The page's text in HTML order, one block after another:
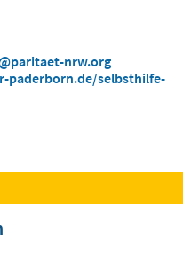
nrw.org
paderborn.de/selbsthilfe-